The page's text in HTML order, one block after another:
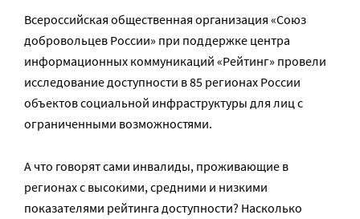
Всероссийская общественная организация «Союз
добровольцев России» при поддержке центра
информационных коммуникаций «Рейтинг» провели
исследование доступности в 85 регионах России
объектов социальной инфраструктуры для лиц с
ограниченными возможностями.
А что говорят сами инвалиды, проживающие в
регионах с высокими, средними и низкими
показателями рейтинга доступности? Насколько